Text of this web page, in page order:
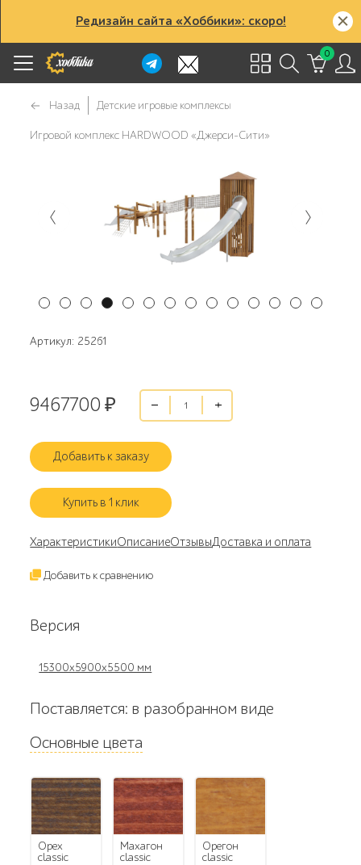
Редизайн сайта «Хоббики»: скоро!
0
Назад Детские игровые комплексы
Игровой комплекс HARDWOOD «Джерси-Сити»
Артикул: 25261
9467700 ₽
Добавить к заказу
Купить в 1 клик
ХарактеристикиОписаниеОтзывыДоставка и оплата
Добавить к сравнению
Версия
15300х5900х5500 мм
Поставляется: в разобранном виде
Основные цвета
орех
classic
махагон
classic
орегон
classic